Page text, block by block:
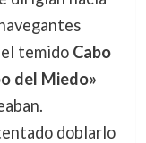
temido Cabo
del Miedo»
doblarlo